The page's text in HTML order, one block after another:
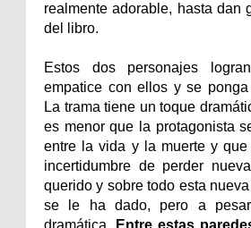
realmente adorable, hasta dan
del libro.
Estos dos personajes
empatice con ellos y se
La trama tiene un toque
es menor que la protagonista
entre la vida y la muerte y
incertidumbre de perder
querido y sobre todo esta
se le ha dado, pero a